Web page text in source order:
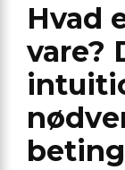
Hvad
vare?